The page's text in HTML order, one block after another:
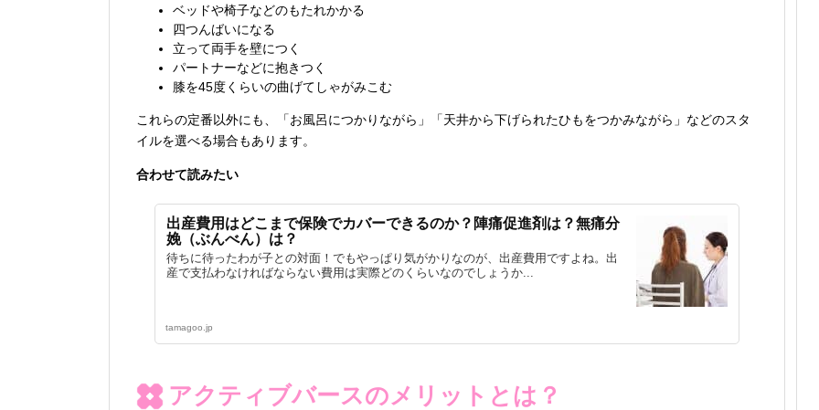
ベッドや椅子などのもたれかかる
四つんばいになる
立って両手を壁につく
パートナーなどに抱きつく
膝を45度くらいの曲げてしゃがみこむ
これらの定番以外にも、「お風呂につかりながら」「天井から下げられたひもをつかみながら」などのスタ
イルを選べる場合もあります。
合わせて読みたい
出産費用はどこまで保険でカバーできるのか？陣痛促進剤は？無痛分
娩（ぶんべん）は？
待ちに待ったわが子との対面！でもやっぱり気がかりなのが、出産費用ですよね。出
産で支払わなければならない費用は実際どのくらいなのでしょうか...
tamagoo.jp
アクティブバースのメリットとは？